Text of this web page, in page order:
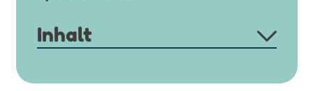
Inhalt